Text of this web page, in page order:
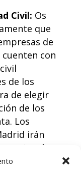
Civil: Os
que
de
con
de los
de elegir
de los
Los
irán
que estén